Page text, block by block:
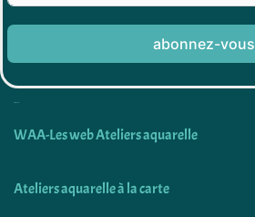
abonnez-vous
WAA-Les web Ateliers aquarelle
Ateliers aquarelle à la carte